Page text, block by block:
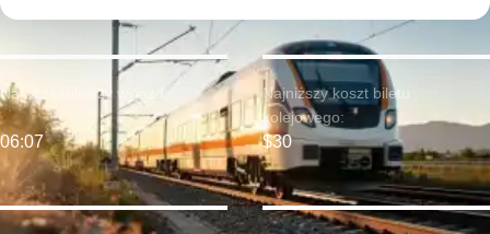
Najwcześniejszy wyjazd:
06:07
Najniższy koszt biletu
kolejowego:
$30